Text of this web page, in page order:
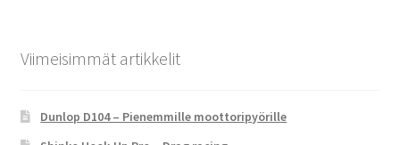
Viimeisimmät artikkelit
Dunlop D104 – Pienemmille moottoripyörille